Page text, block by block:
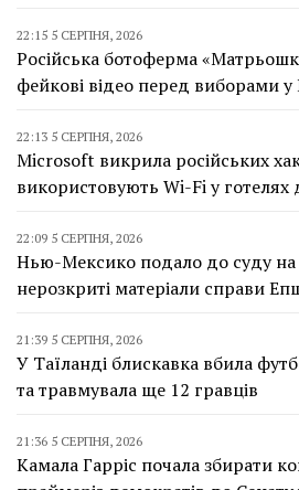
22:15 5 СЕРПНЯ, 2026
Російська ботоферма
фейкові відео перед виборами у
22:13 5 СЕРПНЯ, 2026
Microsoft викрила російських
використовують Wi-Fi у
22:09 5 СЕРПНЯ, 2026
Нью-Мексико подало до суду
нерозкриті матеріали справи
21:39 5 СЕРПНЯ, 2026
У Таїланді блискавка вбила
та травмувала ще 12 гравців
21:36 5 СЕРПНЯ, 2026
Камала Гарріс почала збирати